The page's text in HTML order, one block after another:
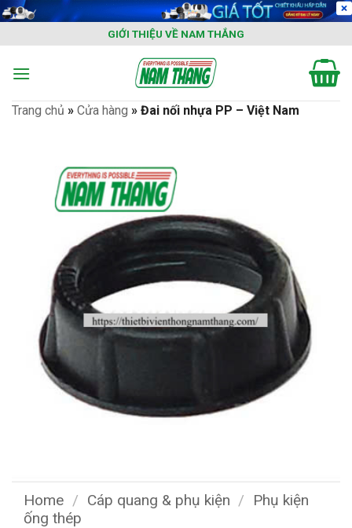
Skip
content
GIỚI THIỆU VỀ NAM THẮNG
Trang chủ » Cửa hàng » Đai nối nhựa PP – Việt Nam
Home / Cáp quang & phụ kiện /
Phụ kiện
ống thép